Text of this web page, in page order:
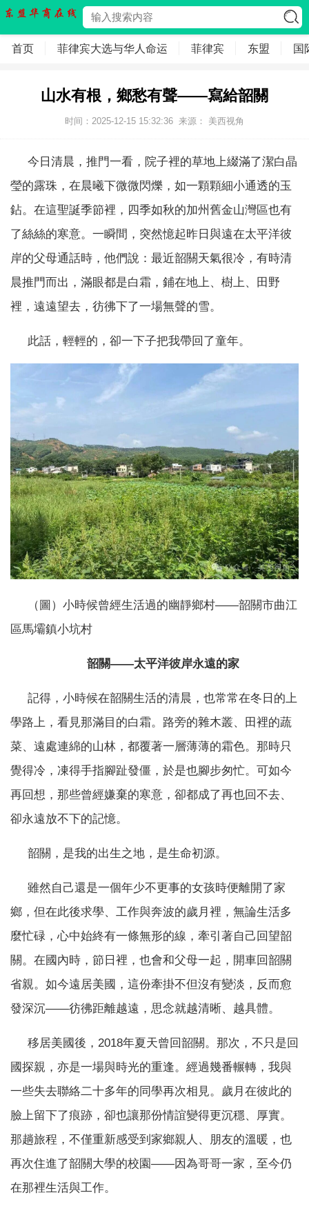
首页 菲律宾大选与华人命运 菲律宾 东盟 国
山水有根，鄉愁有聲——寫給韶關
时间：2025-12-15 15:32:36 来源： 美西视角
今日清晨，推門一看，院子裡的草地上綴滿了潔白晶
瑩的露珠，在晨曦下微微閃爍，如一顆顆細小通透的玉
鉆。在這聖誕季節裡，四季如秋的加州舊金山灣區也有
了絲絲的寒意。一瞬間，突然憶起昨日與遠在太平洋彼
岸的父母通話時，他們說：最近韶關天氣很冷，有時清
晨推門而出，滿眼都是白霜，鋪在地上、樹上、田野
裡，遠遠望去，彷彿下了一場無聲的雪。
此話，輕輕的，卻一下子把我帶回了童年。
（圖）小時候曾經生活過的幽靜鄉村——韶關市曲江
區馬壩鎮小坑村
韶關——太平洋彼岸永遠的家
記得，小時候在韶關生活的清晨，也常常在冬日的上
學路上，看見那滿目的白霜。路旁的雜木叢、田裡的蔬
菜、遠處連綿的山林，都覆著一層薄薄的霜色。那時只
覺得冷，凍得手指腳趾發僵，於是也腳步匆忙。可如今
再回想，那些曾經嫌棄的寒意，卻都成了再也回不去、
卻永遠放不下的記憶。
韶關，是我的出生之地，是生命初源。
雖然自己還是一個年少不更事的女孩時便離開了家
鄉，但在此後求學、工作與奔波的歲月裡，無論生活多
麼忙碌，心中始終有一條無形的線，牽引著自己回望韶
關。在國內時，節日裡，也會和父母一起，開車回韶關
省親。如今遠居美國，這份牽掛不但沒有變淡，反而愈
發深沉——彷彿距離越遠，思念就越清晰、越具體。
移居美國後，2018年夏天曾回韶關。那次，不只是回
國探親，亦是一場與時光的重逢。經過幾番輾轉，我與
一些失去聯絡二十多年的同學再次相見。歲月在彼此的
臉上留下了痕跡，卻也讓那份情誼變得更沉穩、厚實。
那趟旅程，不僅重新感受到家鄉親人、朋友的溫暖，也
再次住進了韶關大學的校園——因為哥哥一家，至今仍
在那裡生活與工作。